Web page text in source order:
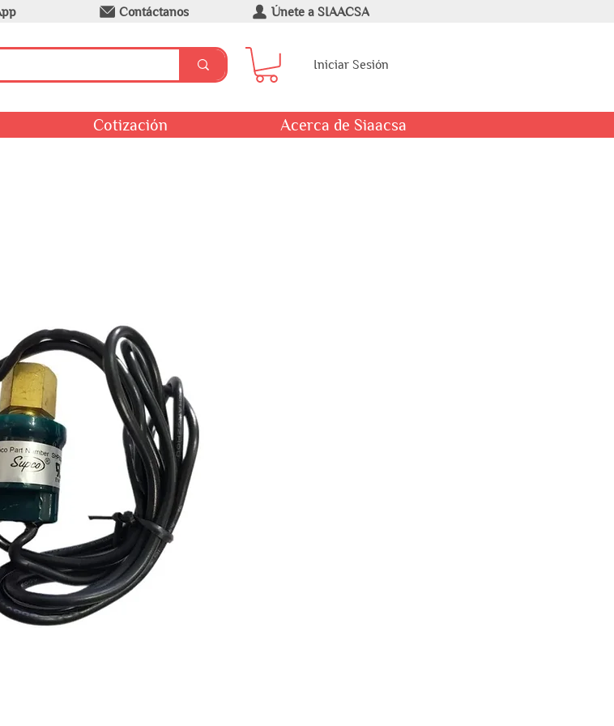
Contáctanos Únete a SIAACSA
Iniciar Sesión
Cotización Acerca de Siaacsa